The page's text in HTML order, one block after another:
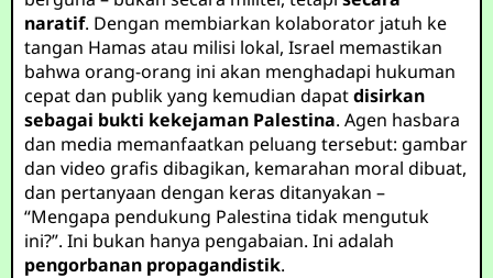
naratif. Dengan membiarkan kolaborator jatuh ke
tangan Hamas atau milisi lokal, Israel memastikan
bahwa orang-orang ini akan menghadapi hukuman
cepat dan publik yang kemudian dapatdisirkan
sebagai bukti kekejaman Palestina. Agen hasbara
dan media memanfaatkan peluang tersebut: gambar
dan video grafis dibagikan, kemarahan moral dibuat,
dan pertanyaan dengan keras ditanyakan –
“Mengapa pendukung Palestina tidak mengutuk
ini?”. Ini bukan hanya pengabaian. Ini adalah
pengorbanan propagandistik.